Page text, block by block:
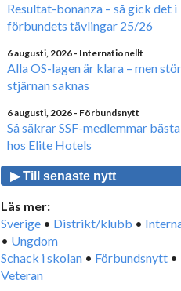
Resultat-bonanza – så gick det i
förbundets tävlingar 25/26
6 augusti, 2026 - Internationellt
Alla OS-lagen är klara – men
stjärnan saknas
6 augusti, 2026 - Förbundsnytt
Så säkrar SSF-medlemmar
hos Elite Hotels
▶ Till senaste nytt
Läs mer:
Sverige • Distrikt/klubb •
• Ungdom
Schack i skolan • Förbundsnytt •
Veteran